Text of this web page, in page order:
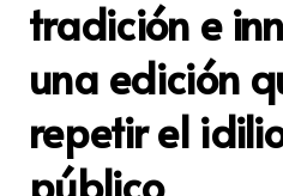
tradición e
una edición
repetir el